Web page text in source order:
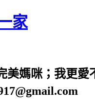
家
美媽咪；我更愛